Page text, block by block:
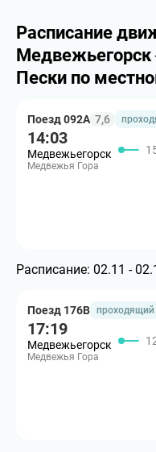
Расписание
Пески по
Поезд 092А 7,6
14:03
Медвежьегорск
Медвежья Гора
Расписание: 02.11 -
Поезд 176В проходящий
17:19
Медвежьегорск
Медвежья Гора